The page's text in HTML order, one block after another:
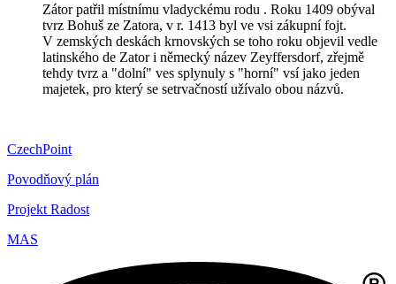
Zátor patřil místnímu vladyckému rodu . Roku 1409 obýval
tvrz Bohuš ze Zatora, v r. 1413 byl ve vsi zákupní fojt.
V zemských deskách krnovských se toho roku objevil vedle
latinského de Zator i německý název Zeyffersdorf, zřejmě
tehdy tvrz a "dolní" ves splynuly s "horní" vsí jako jeden
majetek, pro který se setrvačností užívalo obou názvů.
CzechPoint
Povodňový plán
Projekt Radost
MAS